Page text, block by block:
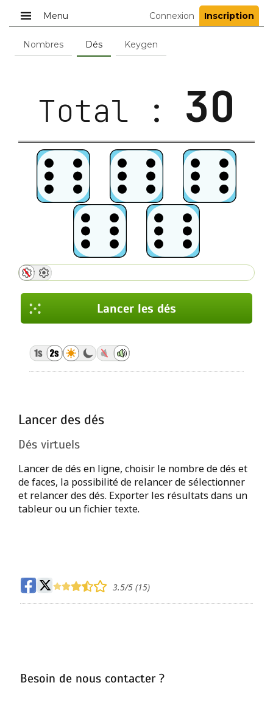
Menu Connexion Inscription
Nombres Dés Keygen
Lancer des dés
Dés virtuels
Lancer de dés en ligne, choisir le nombre de dés et
de faces, la possibilité de relancer de sélectionner
et relancer des dés. Exporter les résultats dans un
tableur ou un fichier texte.
Total : 3O
Ajouter ou soustraire
Relancer des dés
Ne pas relancer les dés
Lancer les dés
Lancer les dés
Lancer les dés
3.5/5 (15)
Besoin de nous contacter ?